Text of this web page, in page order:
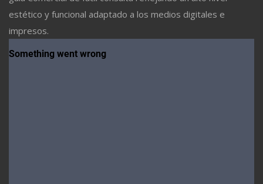
estético y funcional adaptado a los medios digitales e
impresos.